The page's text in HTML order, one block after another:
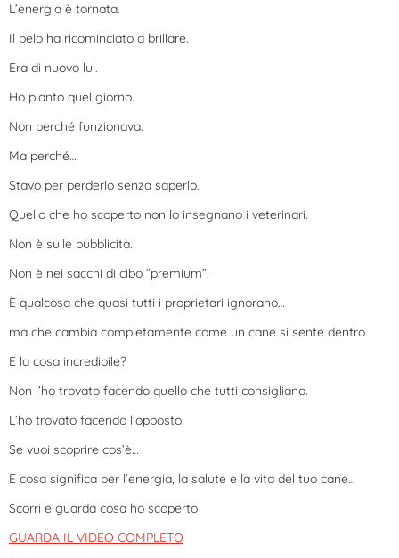
L’energia è tornata.
Il pelo ha ricominciato a brillare.
Era di nuovo lui.
Ho pianto quel giorno.
Non perché funzionava.
Ma perché…
Stavo per perderlo senza saperlo.
Quello che ho scoperto non lo insegnano i veterinari.
Non è sulle pubblicità.
Non è nei sacchi di cibo “premium”.
È qualcosa che quasi tutti i proprietari ignorano…
ma che cambia completamente come un cane si sente dentro.
E la cosa incredibile?
Non l’ho trovato facendo quello che tutti consigliano.
L’ho trovato facendo l’opposto.
Se vuoi scoprire cos’è…
E cosa significa per l’energia, la salute e la vita del tuo cane…
Scorri e guarda cosa ho scoperto
GUARDA IL VIDEO COMPLETO